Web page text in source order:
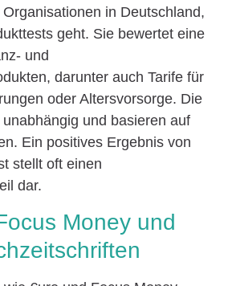
in Deutschland,
geht. Sie bewertet eine
und
darunter auch Tarife für
oder Altersvorsorge. Die
und basieren auf
Ein positives Ergebnis von
stellt oft einen
dar.
Money und